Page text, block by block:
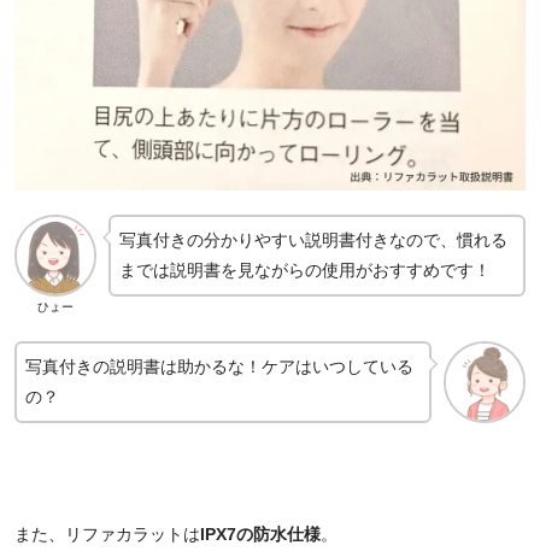
ひょー
写真付きの分かりやすい説明書付きなので、慣れる
までは説明書を見ながらの使用がおすすめです！
写真付きの説明書は助かるな！ケアはいつしている
の？
また、リファカラットはIPX7の防水仕様。